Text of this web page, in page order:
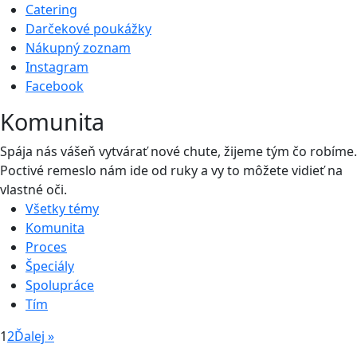
Catering
Darčekové poukážky
Nákupný zoznam
Instagram
Facebook
Komunita
Spája nás vášeň vytvárať nové chute, žĳeme tým čo robíme.
Poctivé remeslo nám ide od ruky a vy to môžete vidieť na
vlastné oči.
Všetky témy
Komunita
Proces
Špeciály
Spolupráce
Tím
12Ďalej »